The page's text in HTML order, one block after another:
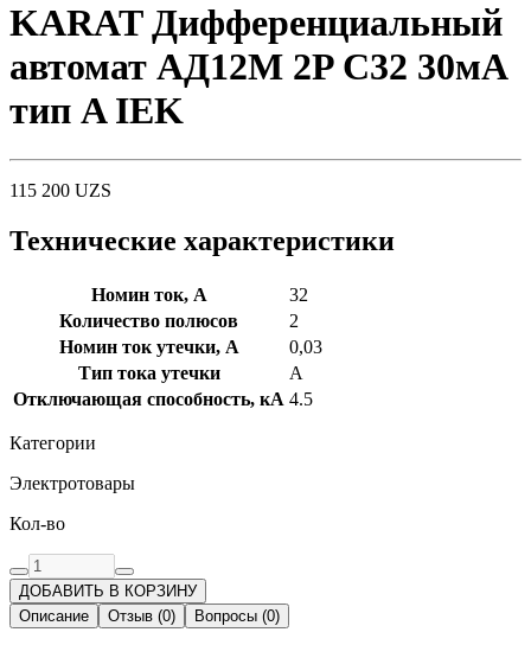
KARAT Дифференциальный
автомат АД12M 2P C32 30мА
тип A IEK
115 200 UZS
Технические характеристики
Номин ток, А
32
Количество полюсов
2
Номин ток утечки, А
0,03
Тип тока утечки
A
Отключающая способность, кА 4.5
Категории
Электротовары
Кол-во
ДОБАВИТЬ В КОРЗИНУ
Описание
Отзыв (0) Вопросы (0)